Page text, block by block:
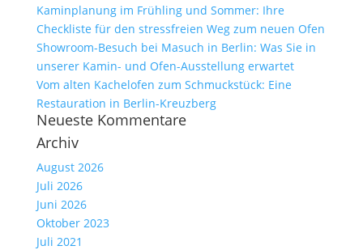
Kaminplanung im Frühling und Sommer: Ihre
Checkliste für den stressfreien Weg zum neuen Ofen
Showroom-Besuch bei Masuch in Berlin: Was Sie in
unserer Kamin- und Ofen-Ausstellung erwartet
Vom alten Kachelofen zum Schmuckstück: Eine
Restauration in Berlin-Kreuzberg
Neueste Kommentare
Archiv
August 2026
Juli 2026
Juni 2026
Oktober 2023
Juli 2021